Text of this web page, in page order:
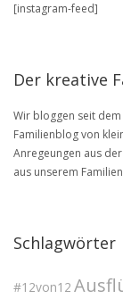
BLOG
[instagram-feed]
Der kreative
Wir bloggen seit
Familienblog von
Anregeungen aus
aus unserem
Schlagwörter
#12von12